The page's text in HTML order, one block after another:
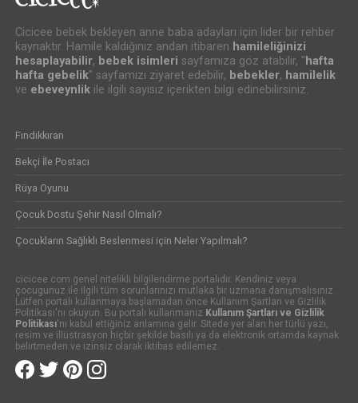
Cicicee bebek bekleyen anne baba adayları için lider bir rehber
kaynaktır. Hamile kaldığınız andan itibaren hamileliğinizi
hesaplayabilir, bebek isimleri sayfamıza göz atabilir, " hafta
hafta gebelik" sayfamızı ziyaret edebilir, bebekler, hamilelik
ve ebeveynlikile ilgili sayısız içerikten bilgi edinebilirsiniz.
Fındıkkıran
Bekçi İle Postacı
Rüya Oyunu
Çocuk Dostu Şehir Nasıl Olmalı?
Çocukların Sağlıklı Beslenmesi için Neler Yapılmalı?
cicicee.com genel nitelikli bilgilendirme portalıdır. Kendiniz veya
çocugunuz ile ilgili tüm sorunlarınızı mutlaka bir uzmana danışmalısınız.
Lütfen portalı kullanmaya başlamadan önce Kullanım Şartları ve Gizlilik
Politikası'nı okuyun. Bu portalı kullanmanız Kullanım Şartları ve Gizlilik
Politikası'nı kabul ettiğiniz anlamına gelir. Sitede yer alan her türlü yazı,
resim ve illüstrasyon hiçbir şekilde basılı ya da elektronik ortamda kaynak
belirtmeden ve izinsiz olarak iktibas edilemez.